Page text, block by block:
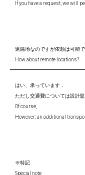
If you have a request, we will
遠隔地なのですが依頼は可能
How about remote locations?
はい、承っています．
ただし交通費については設計
Of course,
However; an additional
※特記
Special note